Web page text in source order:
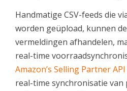
Handmatige CSV-feeds die
worden geüpload, kunnen
vermeldingen afhandelen,
real-time
Amazon’s Selling Partner API
real-time synchronisatie